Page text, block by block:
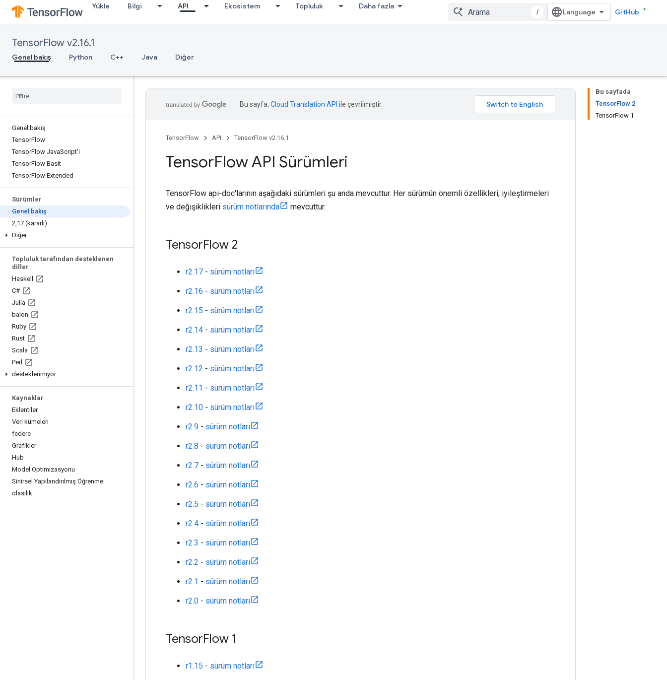
Yükle Bilgi API Ekosistem Topluluk Daha fazla
/ GitHub
TensorFlow v2.16.1
Genel bakış Python C++ Java Diğer
Genel bakış
TensorFlow
TensorFlow JavaScript'i
TensorFlow Basit
TensorFlow Extended
Sürümler
Genel bakış
2,17 (kararlı)
Diğer…
Topluluk tarafından desteklenen
diller
Haskell
C#
Julia
balon
Ruby
Rust
Scala
Perl
desteklenmiyor
Kaynaklar
Eklentiler
Veri kümeleri
federe
Grafikler
Hub
Model Optimizasyonu
Sinirsel Yapılandırılmış Öğrenme
olasılık
Bu sayfada
TensorFlow 2
TensorFlow 1
Bu sayfa, Cloud Translation API ile çevrilmiştir.
TensorFlow API TensorFlow v2.16.1
TensorFlow API Sürümleri
TensorFlow api-doc'larının aşağıdaki sürümleri şu anda mevcuttur. Her sürümün önemli özellikleri, iyileştirmeleri
ve değişiklikleri sürüm notlarında mevcuttur.
TensorFlow 2
r2.17 - sürüm notları
r2.16 - sürüm notları
r2.15 - sürüm notları
r2.14 - sürüm notları
r2.13 - sürüm notları
r2.12 - sürüm notları
r2.11 - sürüm notları
r2.10 - sürüm notları
r2.9 - sürüm notları
r2.8 - sürüm notları
r2.7 - sürüm notları
r2.6 - sürüm notları
r2.5 - sürüm notları
r2.4 - sürüm notları
r2.3 - sürüm notları
r2.2 - sürüm notları
r2.1 - sürüm notları
r2.0 - sürüm notları
TensorFlow 1
r1.15 - sürüm notları